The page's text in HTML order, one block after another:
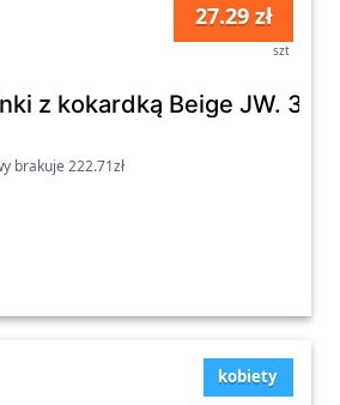
27.29 zł
szt
z kokardką Beige JW. 30
brakuje 222.71zł
kobiety